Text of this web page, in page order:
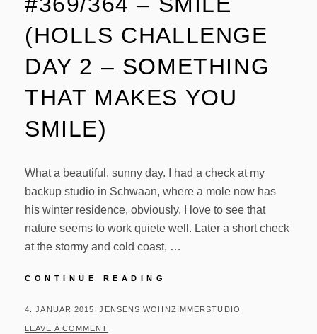
(HOLLS CHALLENGE
DAY 2 – SOMETHING
THAT MAKES YOU
SMILE)
What a beautiful, sunny day. I had a check at my
backup studio in Schwaan, where a mole now has
his winter residence, obviously. I love to see that
nature seems to work quiete well. Later a short check
at the stormy and cold coast, …
CONTINUE READING
SMILE
POSTED
ON
4. JANUAR 2015 BY
JENSENS WOHNZIMMERSTUDIO
LEAVE A COMMENT